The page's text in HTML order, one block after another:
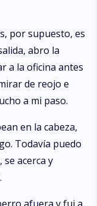
por supuesto, es
abro la
a la oficina antes
de reojo e
a mi paso.
en la cabeza,
Todavía puedo
acerca y